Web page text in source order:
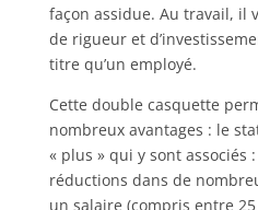
façon assidue. Au travail, il
de rigueur et
titre qu’un employé.
Cette double casquette
nombreux avantages : le
« plus » qui y sont associés
réductions dans de
un salaire (compris entre